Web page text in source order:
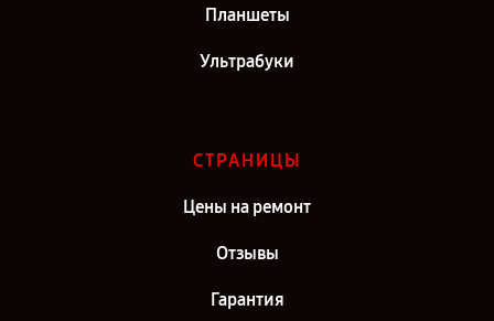
Планшеты
Ультрабуки
СТРАНИЦЫ
Цены на ремонт
Отзывы
Гарантия